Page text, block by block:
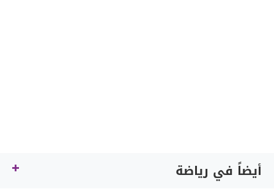
أيضاً في رياضة